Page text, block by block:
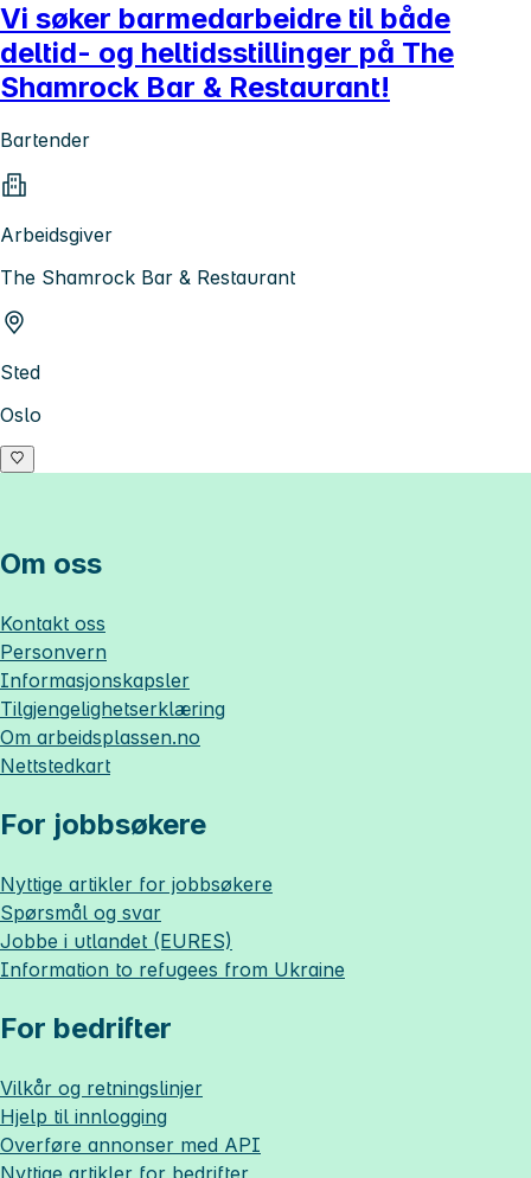
Vi søker barmedarbeidre til både
deltid- og heltidsstillinger på The
Shamrock Bar & Restaurant!
Bartender
Arbeidsgiver
The Shamrock Bar & Restaurant
Sted
Oslo
Om oss
Kontakt oss
Personvern
Informasjonskapsler
Tilgjengelighetserklæring
Om arbeidsplassen.no
Nettstedkart
For jobbsøkere
Nyttige artikler for jobbsøkere
Spørsmål og svar
Jobbe i utlandet (EURES)
Information to refugees from Ukraine
For bedrifter
Vilkår og retningslinjer
Hjelp til innlogging
Overføre annonser med API